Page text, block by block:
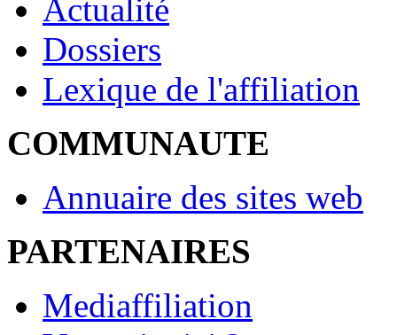
Actualité
Dossiers
Lexique de l'affiliation
COMMUNAUTE
Annuaire des sites web
PARTENAIRES
Mediaffiliation